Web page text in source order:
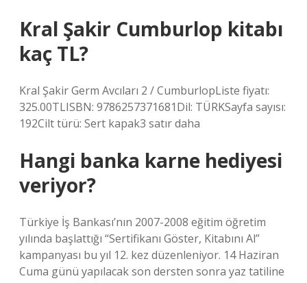
Kral Şakir Cumburlop kitabı
kaç TL?
Kral Şakir Germ Avcıları 2 / CumburlopListe fiyatı:
325.00TLISBN: 9786257371681Dil: TÜRKSayfa sayısı:
192Cilt türü: Sert kapak3 satır daha
Hangi banka karne hediyesi
veriyor?
Türkiye İş Bankası’nın 2007-2008 eğitim öğretim
yılında başlattığı “Sertifikanı Göster, Kitabını Al”
kampanyası bu yıl 12. kez düzenleniyor. 14 Haziran
Cuma günü yapılacak son dersten sonra yaz tatiline